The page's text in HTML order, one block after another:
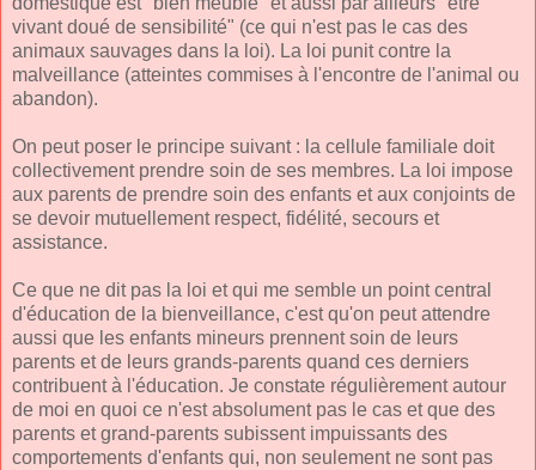
vivant doué de sensibilité" (ce qui n'est pas le cas des
animaux sauvages dans la loi). La loi punit contre la
malveillance (atteintes commises à l'encontre de l'animal ou
abandon).
On peut poser le principe suivant : la cellule familiale doit
collectivement prendre soin de ses membres. La loi impose
aux parents de prendre soin des enfants et aux conjoints de
se devoir mutuellement respect, fidélité, secours et
assistance.
Ce que ne dit pas la loi et qui me semble un point central
d'éducation de la bienveillance, c'est qu'on peut attendre
aussi que les enfants mineurs prennent soin de leurs
parents et de leurs grands-parents quand ces derniers
contribuent à l'éducation. Je constate régulièrement autour
de moi en quoi ce n'est absolument pas le cas et que des
parents et grand-parents subissent impuissants des
comportements d'enfants qui, non seulement ne sont pas